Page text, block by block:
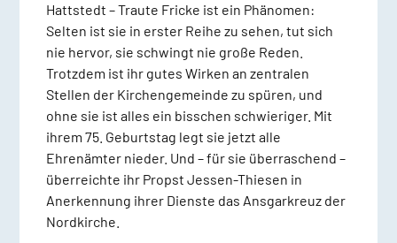
Hattstedt – Traute Fricke ist ein Phänomen:
Selten ist sie in erster Reihe zu sehen, tut sich
nie hervor, sie schwingt nie große Reden.
Trotzdem ist ihr gutes Wirken an zentralen
Stellen der Kirchengemeinde zu spüren, und
ohne sie ist alles ein bisschen schwieriger. Mit
ihrem 75. Geburtstag legt sie jetzt alle
Ehrenämter nieder. Und – für sie überraschend –
überreichte ihr Propst Jessen-Thiesen in
Anerkennung ihrer Dienste das Ansgarkreuz der
Nordkirche.